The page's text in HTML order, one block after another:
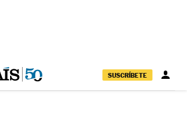
SUSCRÍBETE